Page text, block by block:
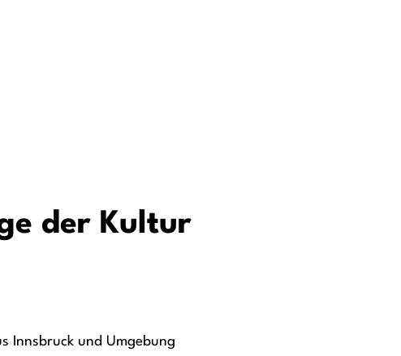
der Kultur
Innsbruck und Umgebung